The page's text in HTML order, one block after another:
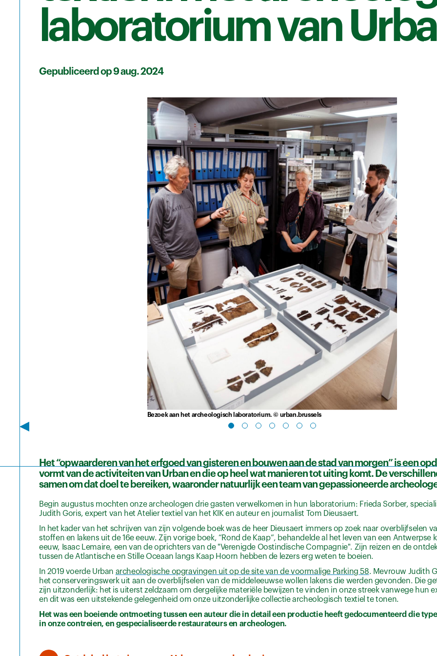
laboratorium van
Gepubliceerd op 9 aug. 2024
Bezoek aan het archeologisch laboratorium. © urban.brussels
Het “opwaarderen van het erfgoed van gisteren en bouwen aan de stad van morgen” is een
vormt van de activiteiten van Urban en die op heel wat manieren tot uiting komt. De
samen om dat doel te bereiken, waaronder natuurlijk een team van gepassioneerde
Begin augustus mochten onze archeologen drie gasten verwelkomen in hun laboratorium: Frieda Sorber,
Judith Goris, expert van het Atelier textiel van het KIK en auteur en journalist Tom Dieusaert.
In het kader van het schrijven van zijn volgende boek was de heer Dieusaert immers op zoek naar overblijfselen
stoffen en lakens uit de 16e eeuw. Zijn vorige boek, “Rond de Kaap”, behandelde al het leven van een Antwerpse
eeuw, Isaac Lemaire, een van de oprichters van de "Verenigde Oostindische Compagnie". Zijn reizen en de
tussen de Atlantische en Stille Oceaan langs Kaap Hoorn hebben de lezers erg weten te boeien.
In 2019 voerde Urban archeologische opgravingen uit op de site van de voormalige Parking 58. Mevrouw Judith
het conserveringswerk uit aan de overblijfselen van de middeleeuwse wollen lakens die werden gevonden. Die
zijn uitzonderlijk: het is uiterst zeldzaam om dergelijke materiële bewijzen te vinden in onze streek vanwege hun
en dit was een uitstekende gelegenheid om onze uitzonderlijke collectie archeologisch textiel te tonen.
Het was een boeiende ontmoeting tussen een auteur die in detail een productie heeft gedocumenteerd die
in onze contreien, en gespecialiseerde restaurateurs en archeologen.